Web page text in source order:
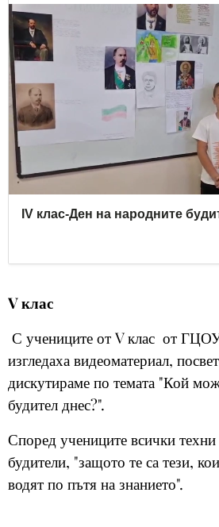
V клас
С учениците отV клас от
изгледаха видеоматериал,
дискутираме по темата "Кой
будител днес?".
Според учениците всички техни
будители, "защото те са тези,
водят по пътя на знанието".